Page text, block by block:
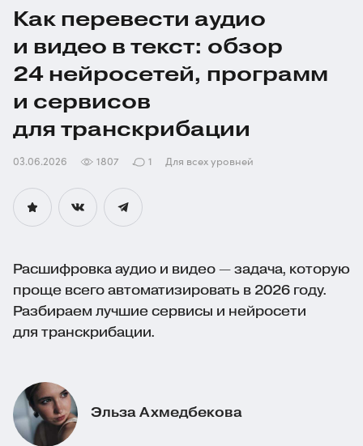
Как перевести аудио
и видео в текст: обзор
24 нейросетей, программ
и сервисов
для транскрибации
03.06.2026 1807 1 Для всех уровней
Расшифровка аудио и видео — задача, которую
проще всего автоматизировать в 2026 году.
Разбираем лучшие сервисы и нейросети
для транскрибации.
Эльза Ахмедбекова